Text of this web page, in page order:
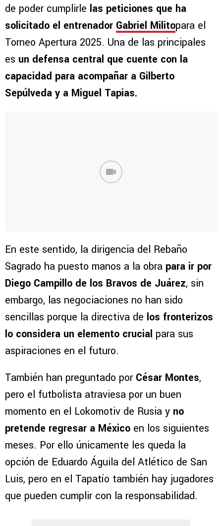
de poder cumplirle las peticiones que ha
solicitado el entrenador Gabriel Militopara el
Torneo Apertura 2025. Una de las principales
es un defensa central que cuente con la
capacidad para acompañar a Gilberto
Sepúlveda y a Miguel Tapias.
En este sentido, la dirigencia del Rebaño
Sagrado ha puesto manos a la obra para ir por
Diego Campillo de los Bravos de Juárez, sin
embargo, las negociaciones no han sido
sencillas porque la directiva de los fronterizos
lo considera un elemento crucial para sus
aspiraciones en el futuro.
También han preguntado por César Montes,
pero el futbolista atraviesa por un buen
momento en el Lokomotiv de Rusia y no
pretende regresar a México en los siguientes
meses. Por ello únicamente les queda la
opción de Eduardo Águila del Atlético de San
Luis, pero en el Tapatío también hay jugadores
que pueden cumplir con la responsabilidad.